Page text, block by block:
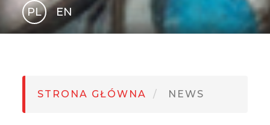
PL
EN
GLI
STRONA GŁÓWNA NEWS